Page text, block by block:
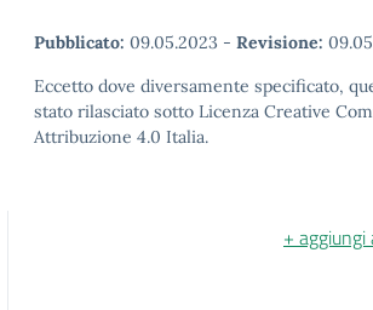
Pubblicato: 09.05.2023 - Revisione:
Eccetto dove diversamente specificato,
stato rilasciato sotto Licenza Creative
Attribuzione 4.0 Italia.
+ aggiungi